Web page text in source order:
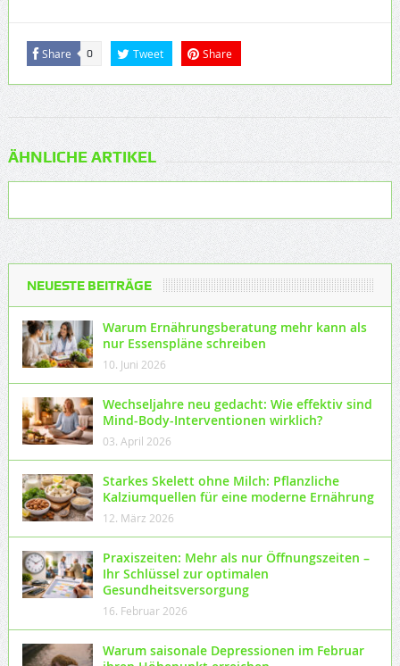
Share 0 Tweet Share
ÄHNLICHE ARTIKEL
NEUESTE BEITRÄGE
Warum Ernährungsberatung mehr kann als
nur Essenspläne schreiben
10. Juni 2026
Wechseljahre neu gedacht: Wie effektiv sind
Mind-Body-Interventionen wirklich?
03. April 2026
Starkes Skelett ohne Milch: Pflanzliche
Kalziumquellen für eine moderne Ernährung
12. März 2026
Praxiszeiten: Mehr als nur Öffnungszeiten –
Ihr Schlüssel zur optimalen
Gesundheitsversorgung
16. Februar 2026
Warum saisonale Depressionen im Februar